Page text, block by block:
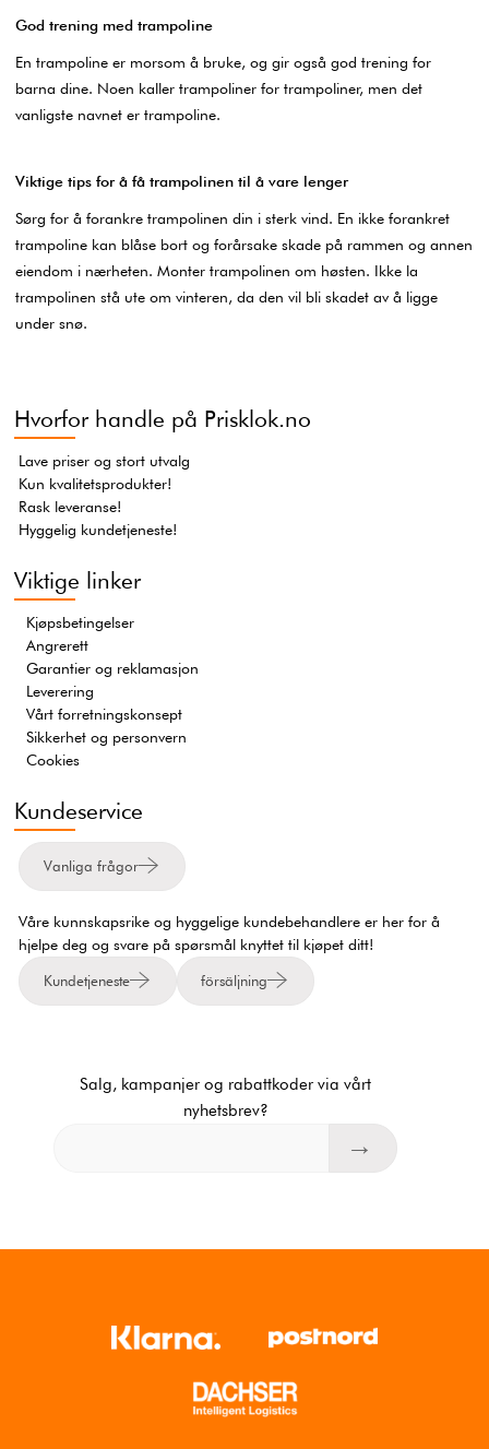
God trening med trampoline
En trampoline er morsom å bruke, og gir også god trening for
barna dine. Noen kaller trampoliner for trampoliner, men det
vanligste navnet er trampoline.
Viktige tips for å få trampolinen til å vare lenger
Sørg for å forankre trampolinen din i sterk vind. En ikke forankret
trampoline kan blåse bort og forårsake skade på rammen og annen
eiendom i nærheten. Monter trampolinen om høsten. Ikke la
trampolinen stå ute om vinteren, da den vil bli skadet av å ligge
under snø.
Hvorfor handle på Prisklok.no
Lave priser og stort utvalg
Kun kvalitetsprodukter!
Rask leveranse!
Hyggelig kundetjeneste!
Viktige linker
Kjøpsbetingelser
Angrerett
Garantier og reklamasjon
Leverering
Vårt forretningskonsept
Sikkerhet og personvern
Cookies
Kundeservice
Vanliga frågor
Våre kunnskapsrike og hyggelige kundebehandlere er her for å
hjelpe deg og svare på spørsmål knyttet til kjøpet ditt!
Kundetjeneste försäljning
Salg, kampanjer og rabattkoder via vårt
nyhetsbrev?